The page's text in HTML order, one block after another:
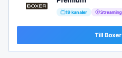
19kanaler Streaming
Till Boxer